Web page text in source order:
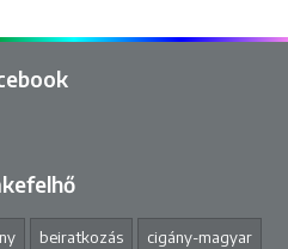
beiratkozás cigány-magyar